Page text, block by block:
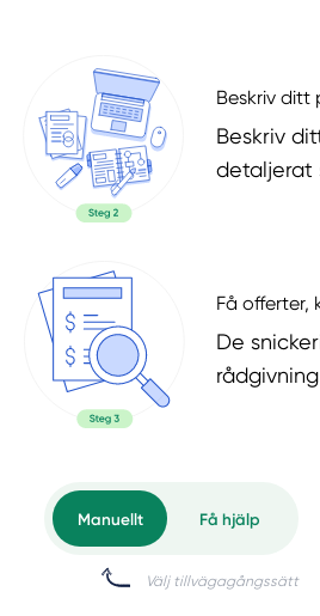
Beskriv ditt
Beskriv
detaljerat
Få offerter,
De